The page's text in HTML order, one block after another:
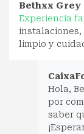
Bethxx Grey
Experiencia
instalaciones,
limpio y
Hola,
por
saber